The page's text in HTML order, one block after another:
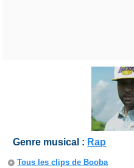
Genre musical : Rap
Tous les clips de Booba